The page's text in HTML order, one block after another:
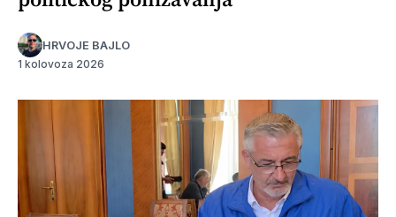
HRVOJE BAJLO
1 kolovoza 2026